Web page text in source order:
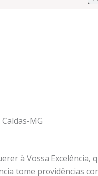
MG
à Vossa Excelência,
tome providências